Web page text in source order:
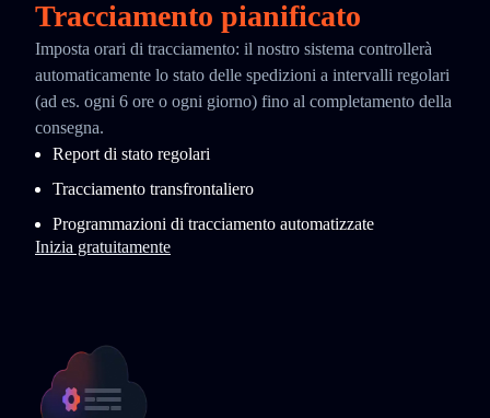
Tracciamento pianificato
Imposta orari di tracciamento: il nostro sistema controllerà
automaticamente lo stato delle spedizioni a intervalli regolari
(ad es. ogni 6 ore o ogni giorno) fino al completamento della
consegna.
Report di stato regolari
Tracciamento transfrontaliero
Programmazioni di tracciamento automatizzate
Inizia gratuitamente